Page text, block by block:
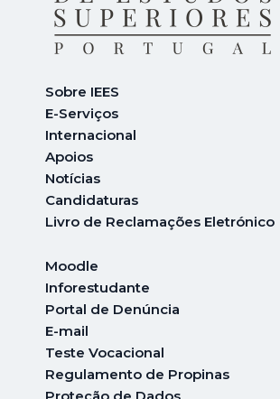
Sobre IEES
E-Serviços
Internacional
Apoios
Notícias
Candidaturas
Livro de Reclamações Eletrónico
Moodle
Inforestudante
Portal de Denúncia
E-mail
Teste Vocacional
Regulamento de Propinas